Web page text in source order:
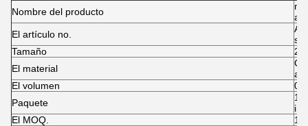
Nombre del producto
El artículo no.
Tamaño
El material
El volumen
Paquete
El MOQ.
1